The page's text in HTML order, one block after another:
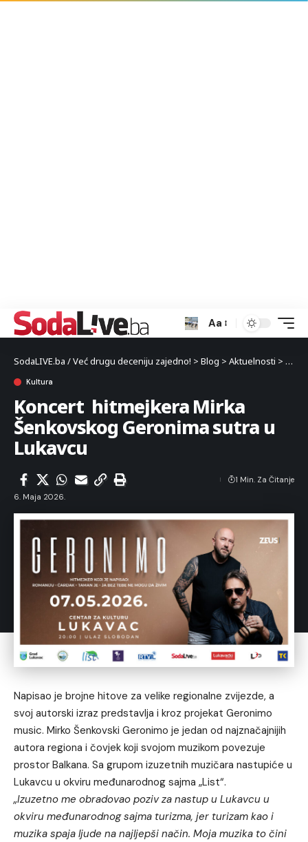
Aa
SodaLIVE.ba / Već drugu deceniju zajedno! > Blog > Aktuelnosti >
Kultura
Koncert hitmejkera Mirka
Šenkovskog Geronima sutra u
Lukavcu
6. Maja 2026.
1 Min. Za Čitanje
Napisao je brojne hitove za velike regionalne zvijezde, a
svoj autorski izraz predstavlja i kroz projekat Geronimo
music. Mirko Šenkovski Geronimo je jedan od najznačajnijih
autora regiona i čovjek koji svojom muzikom povezuje
prostor Balkana. Sa grupom izuzetnih muzičara nastupiće u
Lukavcu u okviru međunarodnog sajma „List“.
„Izuzetno me obradovao poziv za nastup u Lukavcu u
okviru međunarodnog sajma turizma, jer turizam kao i
muzika spaja ljude na najljepši način. Moja muzika to čini